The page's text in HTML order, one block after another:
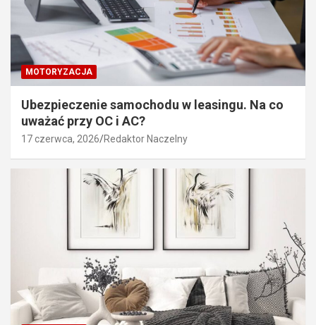
MOTORYZACJA
Ubezpieczenie samochodu w leasingu. Na co
uważać przy OC i AC?
17 czerwca, 2026 Redaktor Naczelny